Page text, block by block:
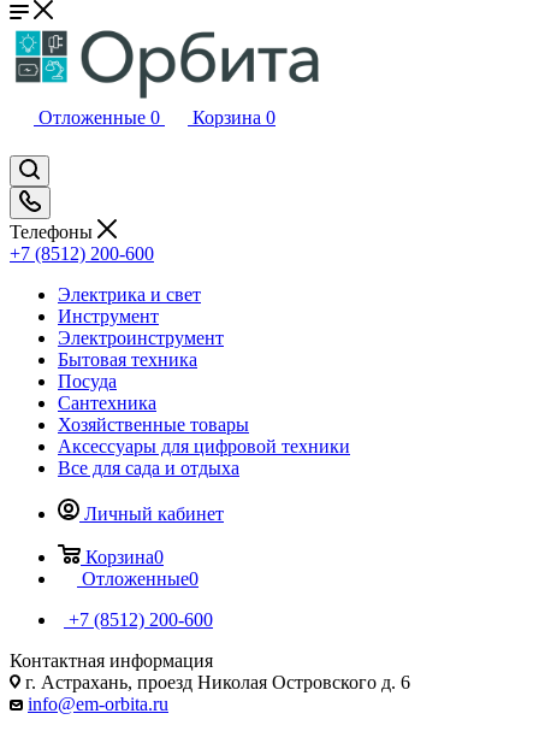
Отложенные 0 Корзина 0
Телефоны
+7 (8512) 200-600
Электрика и свет
Инструмент
Электроинструмент
Бытовая техника
Посуда
Сантехника
Хозяйственные товары
Аксессуары для цифровой техники
Все для сада и отдыха
Личный кабинет
Корзина0
Отложенные0
+7 (8512) 200-600
Контактная информация
г. Астрахань, проезд Николая Островского д. 6
info@em-orbita.ru